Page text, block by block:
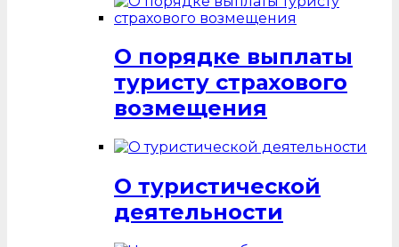
О порядке выплаты
туристу страхового
возмещения
О туристической
деятельности